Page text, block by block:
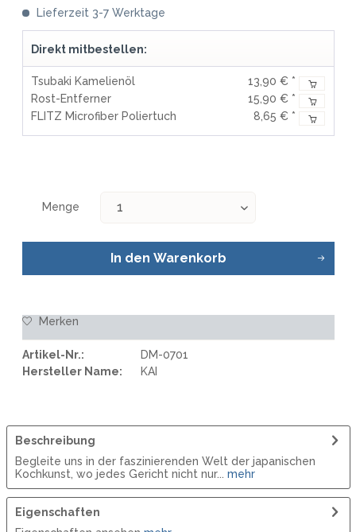
Lieferzeit 3-7 Werktage
Direkt mitbestellen:
Tsubaki Kamelienöl
13,90 € *
Rost-Entferner
15,90 € *
FLITZ Microfiber Poliertuch
8,65 € *
Menge
In den Warenkorb
Merken
Artikel-Nr.:
DM-0701
Hersteller Name:
KAI
Beschreibung
Begleite uns in der faszinierenden Welt der japanischen
Kochkunst, wo jedes Gericht nicht nur...
mehr
Eigenschaften